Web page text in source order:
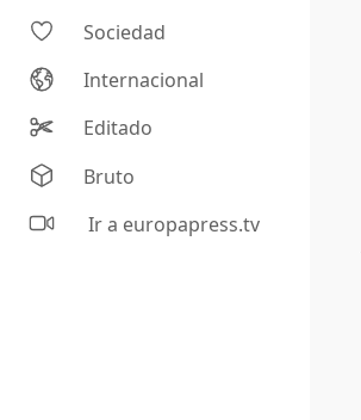
Sociedad
Internacional
Editado
Bruto
Ir a europapress.tv